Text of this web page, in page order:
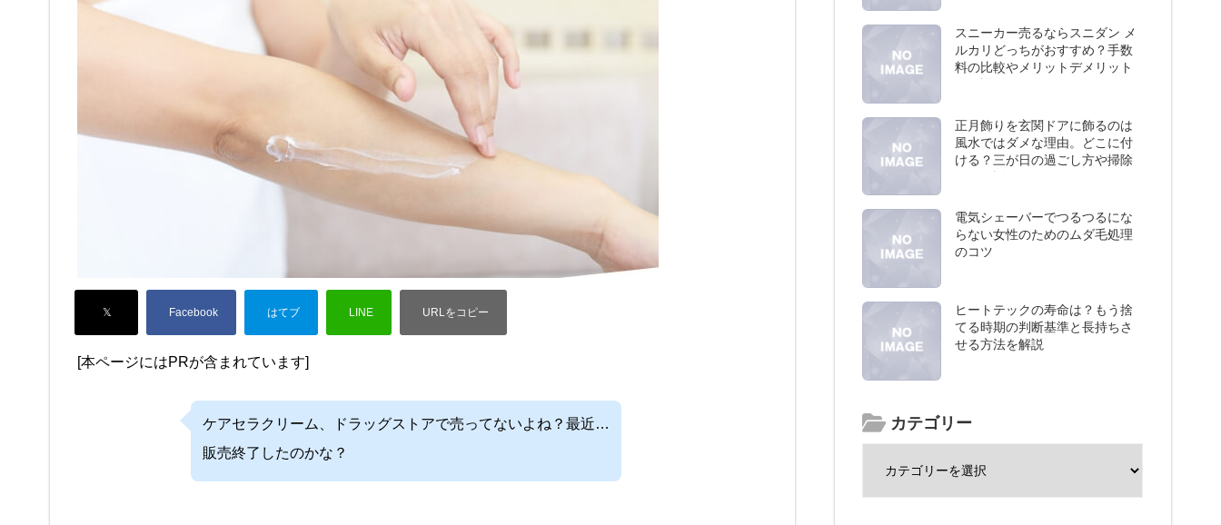
[本ページにはPRが含まれています]
ケアセラクリーム、ドラッグストアで売ってないよね？最近…
販売終了したのかな？
スニーカー売るならスニダン メ
ルカリどっちがおすすめ？手数
料の比較やメリットデメリット
正月飾りを玄関ドアに飾るのは
風水ではダメな理由。どこに付
ける？三が日の過ごし方や掃除
など解説
電気シェーバーでつるつるにな
らない女性のためのムダ毛処理
のコツ
ヒートテックの寿命は？もう捨
てる時期の判断基準と長持ちさ
せる方法を解説
カテゴリー